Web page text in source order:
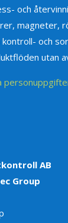
och
magneter,
och
utan
AB
Group